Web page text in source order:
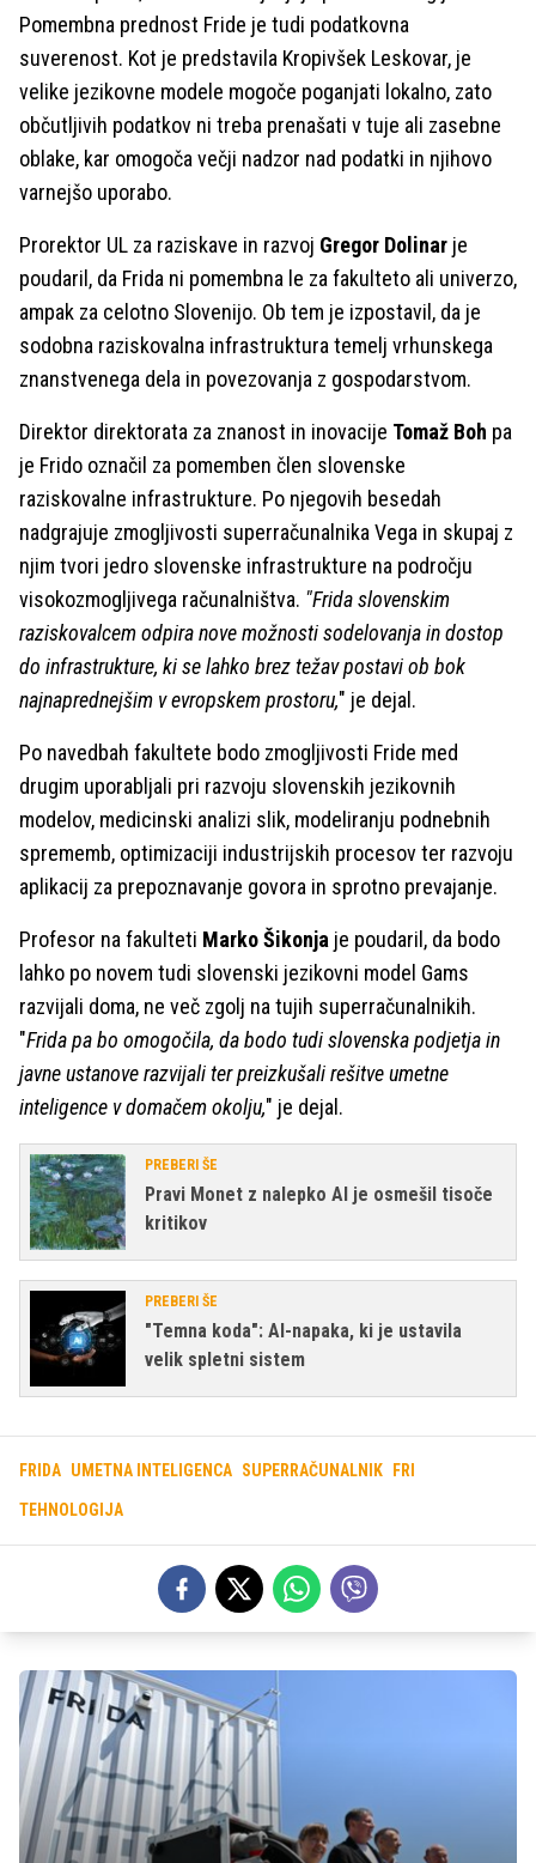
Pomembna prednost Fride je tudi podatkovna
suverenost. Kot je predstavila Kropivšek Leskovar, je
velike jezikovne modele mogoče poganjati lokalno, zato
občutljivih podatkov ni treba prenašati v tuje ali zasebne
oblake, kar omogoča večji nadzor nad podatki in njihovo
varnejšo uporabo.
Prorektor UL za raziskave in razvoj Gregor Dolinar je
poudaril, da Frida ni pomembna le za fakulteto ali univerzo,
ampak za celotno Slovenijo. Ob tem je izpostavil, da je
sodobna raziskovalna infrastruktura temelj vrhunskega
znanstvenega dela in povezovanja z gospodarstvom.
Direktor direktorata za znanost in inovacije Tomaž Boh pa
je Frido označil za pomemben člen slovenske
raziskovalne infrastrukture. Po njegovih besedah
nadgrajuje zmogljivosti superračunalnika Vega in skupaj z
njim tvori jedro slovenske infrastrukture na področju
visokozmogljivega računalništva. "Frida slovenskim
raziskovalcem odpira nove možnosti sodelovanja in dostop
do infrastrukture, ki se lahko brez težav postavi ob bok
najnaprednejšim v evropskem prostoru," je dejal.
Po navedbah fakultete bodo zmogljivosti Fride med
drugim uporabljali pri razvoju slovenskih jezikovnih
modelov, medicinski analizi slik, modeliranju podnebnih
sprememb, optimizaciji industrijskih procesov ter razvoju
aplikacij za prepoznavanje govora in sprotno prevajanje.
Profesor na fakulteti Marko Šikonja je poudaril, da bodo
lahko po novem tudi slovenski jezikovni model Gams
razvijali doma, ne več zgolj na tujih superračunalnikih.
"Frida pa bo omogočila, da bodo tudi slovenska podjetja in
javne ustanove razvijali ter preizkušali rešitve umetne
inteligence v domačem okolju," je dejal.
PREBERI ŠE
Pravi Monet z nalepko AI je osmešil tisoče
kritikov
PREBERI ŠE
"Temna koda": AI-napaka, ki je ustavila
velik spletni sistem
FRIDA UMETNA INTELIGENCA SUPERRAČUNALNIK FRI
TEHNOLOGIJA